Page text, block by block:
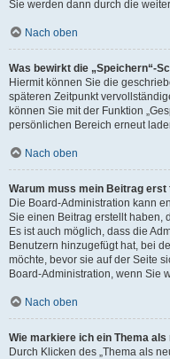
Sie werden dann durch die
Nach oben
Was bewirkt die „Speichern“-
Hiermit können Sie die
späteren Zeitpunkt
können Sie mit der Funktion
persönlichen Bereich erneut
Nach oben
Warum muss mein Beitrag erst
Die Board-Administration kann
Sie einen Beitrag erstellt haben,
Es ist auch möglich, dass die
Benutzern hinzugefügt hat, bei
möchte, bevor sie auf der Seite
Board-Administration, wenn Sie
Nach oben
Wie markiere ich ein Thema als
Durch Klicken des „Thema als